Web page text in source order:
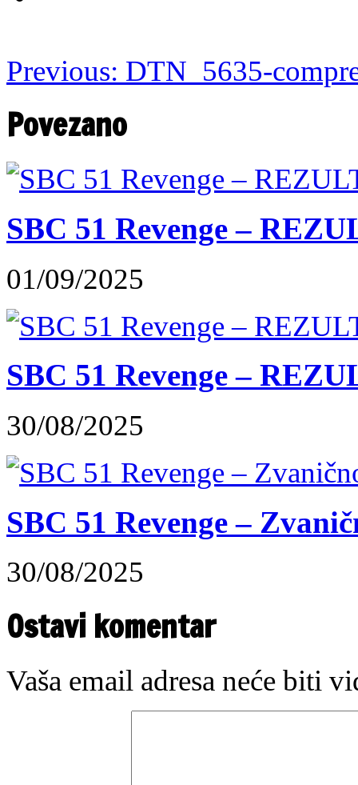
Previous: DTN_5635-
Povezano
SBC 51 Revenge –
01/09/2025
SBC 51 Revenge –
30/08/2025
SBC 51 Revenge –
30/08/2025
Ostavi komentar
Vaša email adresa neće biti